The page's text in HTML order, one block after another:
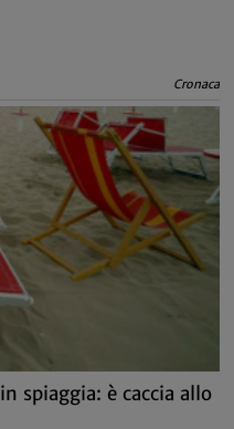
Cronaca
spiaggia: è caccia allo